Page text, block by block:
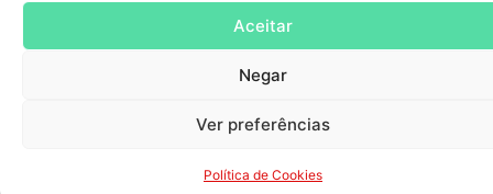
Aceitar
Negar
Ver preferências
Política de Cookies